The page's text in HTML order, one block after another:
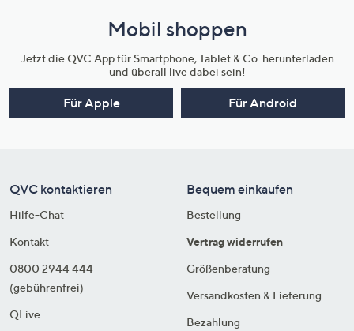
Mobil shoppen
Jetzt die QVC App für Smartphone, Tablet & Co. herunterladen
und überall live dabei sein!
Für Apple Für Android
QVC kontaktieren
Hilfe-Chat
Kontakt
0800 2944 444
(gebührenfrei)
QLive
Bequem einkaufen
Bestellung
Vertrag widerrufen
Größenberatung
Versandkosten & Lieferung
Bezahlung